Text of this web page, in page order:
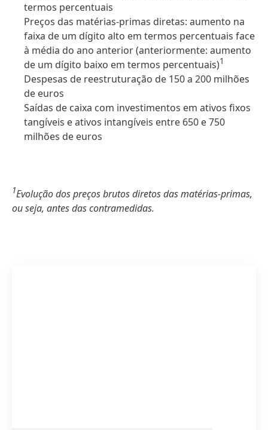
termos percentuais
Preços das matérias-primas diretas: aumento na
faixa de um dígito alto em termos percentuais face
à média do ano anterior (anteriormente: aumento
de um dígito baixo em termos percentuais)1
Despesas de reestruturação de 150 a 200 milhões
de euros
Saídas de caixa com investimentos em ativos fixos
tangíveis e ativos intangíveis entre 650 e 750
milhões de euros
1Evolução dos preços brutos diretos das matérias-primas,
ou seja, antes das contramedidas.